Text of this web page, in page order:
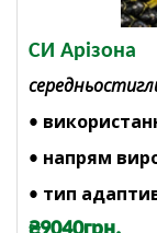
СИ Арізона
•
• напрям
• тип